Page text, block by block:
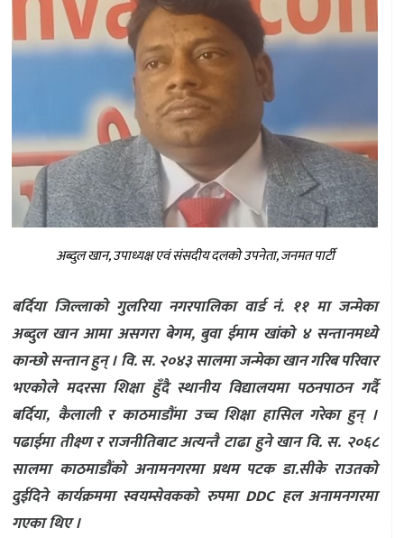
अब्दुल खान, उपाध्यक्ष एवं संसदीय दलको उपनेता, जनमत पार्टी
बर्दिया जिल्लाको गुलरिया नगरपालिका वार्ड नं. ११ मा जन्मेका
अब्दुल खान आमा असगरा बेगम, बुवा ईमाम खांको ४ सन्तानमध्ये
कान्छो सन्तान हुन् । वि. स. २०४३ सालमा जन्मेका खान गरिब परिवार
भएकोले मदरसा शिक्षा हुँदै स्थानीय विद्यालयमा पठनपाठन गर्दै
बर्दिया, कैलाली र काठमाडौंमा उच्च शिक्षा हासिल गरेका हुन् ।
पढाईमा तीक्ष्ण र राजनीतिबाट अत्यन्तै टाढा हुने खान वि. स. २०६८
सालमा काठमाडौंको अनामनगरमा प्रथम पटक डा.सीके राउतको
दुईदिने कार्यक्रममा स्वयम्सेवकको रुपमा DDC हल अनामनगरमा
गएका थिए ।